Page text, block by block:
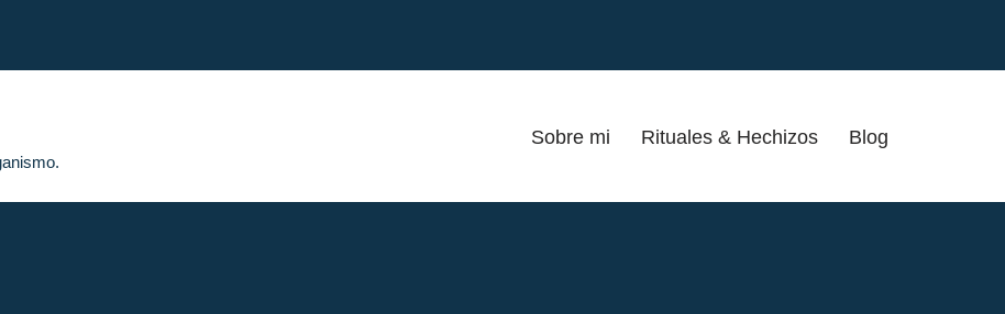
Sobre mi Rituales & Hechizos Blog